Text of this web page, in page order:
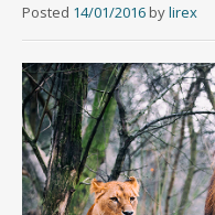
Posted 14/01/2016 bylirex